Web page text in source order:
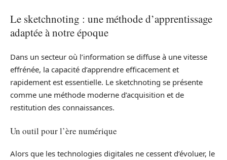
Le sketchnoting : une méthode d’apprentissage
adaptée à notre époque
Dans un secteur où l’information se diffuse à une vitesse
effrénée, la capacité d’apprendre efficacement et
rapidement est essentielle. Le sketchnoting se présente
comme une méthode moderne d’acquisition et de
restitution des connaissances.
Un outil pour l’ère numérique
Alors que les technologies digitales ne cessent d’évoluer, le